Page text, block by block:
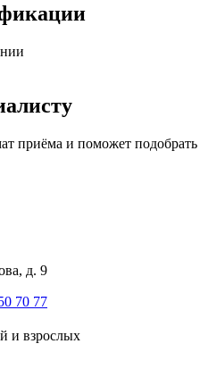
приёма и поможет подобрать
д. 9
70 77
и взрослых